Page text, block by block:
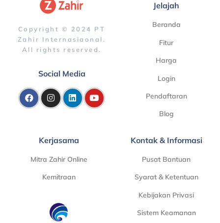
Copyright © 2024 PT
Zahir Internasiaonal.
All rights reserved.
Social Media
Jelajah
Beranda
Fitur
Harga
Login
Pendaftaran
Blog
Kerjasama
Mitra Zahir Online
Kemitraan
Kontak & Informasi
Pusat Bantuan
Syarat & Ketentuan
Kebijakan Privasi
Sistem Keamanan